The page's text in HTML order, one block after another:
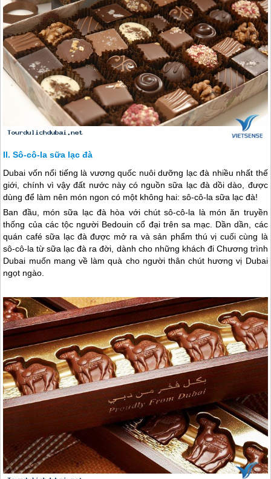
Sô-cô-la sữa lạc đà
Dubai vốn nổi tiếng là vương quốc nuôi dưỡng lạc đà nhiều nhất thế
giới, chính vì vậy đất nước này có nguồn sữa lạc đà dồi dào, được
dùng để làm nên món ngon có một không hai: sô-cô-la sữa lạc đà!
Ban đầu, món sữa lạc đà hòa với chút sô-cô-la là món ăn truyền
thống của các tộc người Bedouin cổ đại trên sa mạc. Dần dần, các
quán café sữa lạc đà được mở ra và sản phẩm thú vị cuối cùng là
sô-cô-la từ sữa lạc đà ra đời, dành cho những khách đi Chương trình
Dubai muốn mang về làm quà cho người thân chút hương vị Dubai
ngọt ngào.